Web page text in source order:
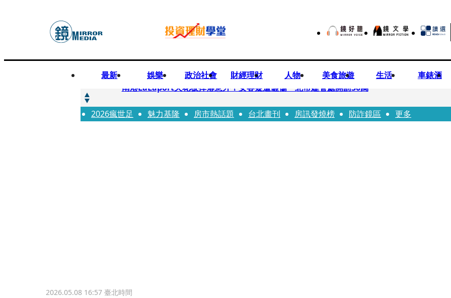
最新 娛樂 政治社會 財經理財 人物 美食旅遊 生活 車錶酒
快訊
南港LaLaport天花板掉落意外！女客疑遭砸傷 北市建管處開罰30萬
快訊
川普又出招！多晶矽產品課15%關稅12月生效 經濟部回應了
2026瘋世足 魅力基隆 房市熱話題 台北畫刊 房訊發燒榜 防詐鏡區 更多
2026.05.08 16:57臺北時間